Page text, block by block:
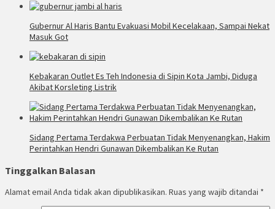
Gubernur Al Haris Bantu Evakuasi Mobil Kecelakaan, Sampai Nekat
Masuk Got
Kebakaran Outlet Es Teh Indonesia di Sipin Kota Jambi, Diduga
Akibat Korsleting Listrik
Sidang Pertama Terdakwa Perbuatan Tidak Menyenangkan, Hakim
Perintahkan Hendri Gunawan Dikembalikan Ke Rutan
Tinggalkan Balasan
Alamat email Anda tidak akan dipublikasikan. Ruas yang wajib ditandai *